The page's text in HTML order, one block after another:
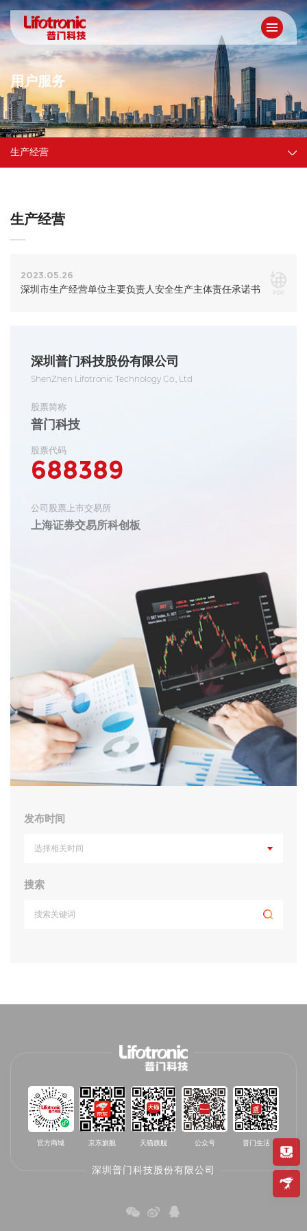
用户服务
生产经营
生产经营
2023.05.26
深圳市生产经营单位主要负责人安全生产主体责任承诺书
深圳普门科技股份有限公司
ShenZhen Lifotronic Technology Co., Ltd
股票简称
普门科技
股票代码
688389
公司股票上市交易所
上海证券交易所科创板
发布时间
选择相关时间
搜索
官方商城 京东旗舰 天猫旗舰 公众号 普门生活
深圳普门科技股份有限公司